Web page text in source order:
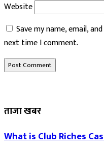
Website
Save my name, email,
next time I comment.
ताजा खबर
What is Club Riches